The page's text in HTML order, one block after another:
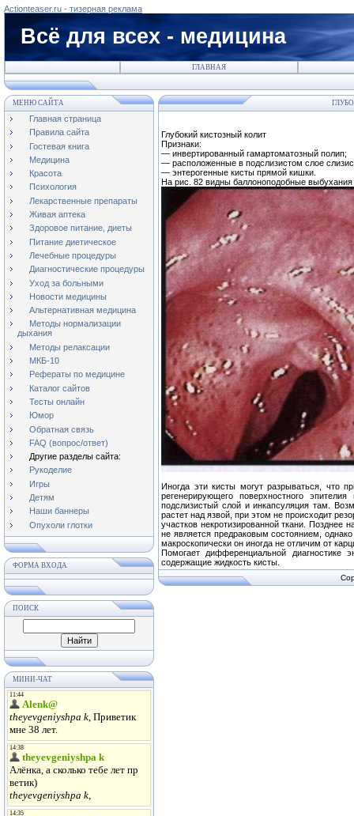
Actionteaser.ru - тизерная реклама
Всё для всех - медицина
ГЛАВНАЯ
МЕНЮ САЙТА
Главная страница
Правила сайта
Гостевая книга
Медицина
Красота
Психология
Лекарственные препараты
Живая аптека
Здоровое питание, диеты
Питание диетическое
Лечебные процедуры
Диагностические процедуры
Уход за больными
Новости медицины
Альтернативная медицина
Методы нормализации
дыхания
Методы релаксации
МКБ-10
Рефераты по медицине
Каталог сайтов
Тесты онлайн
Юмор
Обратная связь
FAQ (вопрос/ответ)
Другие разделы сайта:
Рукоделие
Игры
Детям
Наши баннеры
Опухоли глотки
ФОРМА ВХОДА
ПОИСК
МИНИ-ЧАТ
Глубокий кистозный колит
Признаки:
— инвертированный гамартоматозный полип;
— расположенные в подслизистом слое
— энтерогенные кисты прямой кишки.
На рис. 82 видны баллоноподобные
Иногда эти кисты могут разрываться, что
регенерирующего поверхностного
подслизистый слой и инкапсуляция там.
растет над язвой, при этом не происходит
участков некротизированной ткани. Позднее
не является предраковым состоянием,
макроскопически он иногда не отличим от
Помогает дифференциальной диагностике
содержащие жидкость кисты.